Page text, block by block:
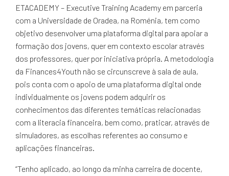
ETACADEMY – Executive Training Academy em parceria
com a Universidade de Oradea, na Roménia, tem como
objetivo desenvolver uma plataforma digital para apoiar a
formação dos jovens, quer em contexto escolar através
dos professores, quer por iniciativa própria. A metodologia
da Finances4Youth não se circunscreve à sala de aula,
pois conta com o apoio de uma plataforma digital onde
individualmente os jovens podem adquirir os
conhecimentos das diferentes temáticas relacionadas
com a literacia financeira, bem como, praticar, através de
simuladores, as escolhas referentes ao consumo e
aplicações financeiras.
“Tenho aplicado, ao longo da minha carreira de docente,